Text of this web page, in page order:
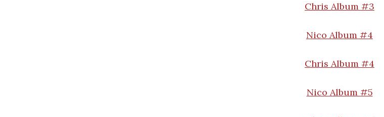
Chris Album #3
Nico Album #4
Chris Album #4
Nico Album #5